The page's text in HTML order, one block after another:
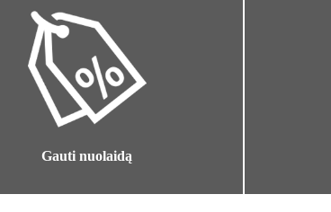
Gauti nuolaidą